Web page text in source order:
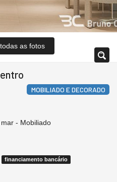
as fotos
MOBILIADO E DECORADO
- Mobiliado
financiamento bancário